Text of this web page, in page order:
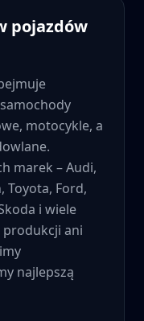
pojazdów
motocykle, a
marek – Audi,
Toyota, Ford,
i wiele
produkcji ani
najlepszą